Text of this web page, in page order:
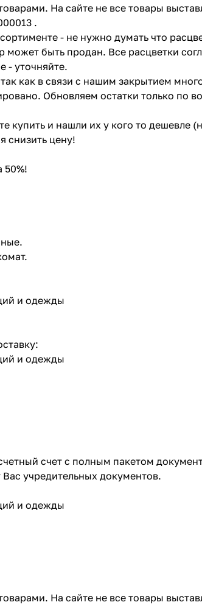
На сайте не все товары
.
- не нужно думать что
может быть продан. Все расцветки
- уточняйте.
как в связи с нашим закрытием
Обновляем остатки только по
купить и нашли их у кого то
снизить цену!
50%!
и одежды
и одежды
счет с полным пакетом
учредительных документов.
и одежды
На сайте не все товары